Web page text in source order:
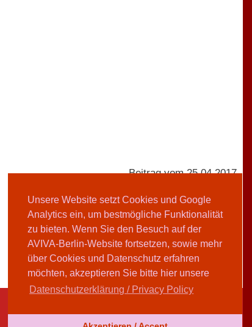
Unsere Website setzt Cookies und Google
Analytics ein, um bestmögliche Funktionalität
zu bieten. Wenn Sie den Besuch auf der
AVIVA-Berlin-Website fortsetzen, sowie mehr
über Cookies und Datenschutz erfahren
möchten, akzeptieren Sie bitte hier unsere
Datenschutzerklärung / Privacy Policy
Beitrag vom 25.04.2017
AVIVA-Redaktion
Teilen